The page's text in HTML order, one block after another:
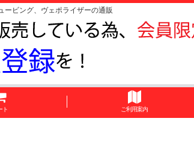
ービング、ヴェポライザーの通販
ト ご利用案内